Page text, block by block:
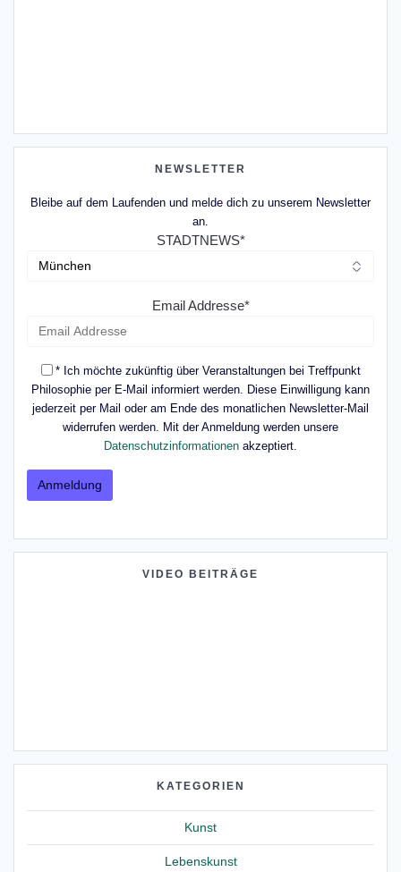
NEWSLETTER
Bleibe auf dem Laufenden und melde dich zu unserem Newsletter
an.
STADTNEWS*
Email Addresse*
* Ich möchte zukünftig über Veranstaltungen bei Treffpunkt
Philosophie per E-Mail informiert werden. Diese Einwilligung kann
jederzeit per Mail oder am Ende des monatlichen Newsletter-Mail
widerrufen werden. Mit der Anmeldung werden unsere
Datenschutzinformationen akzeptiert.
VIDEO BEITRÄGE
KATEGORIEN
Kunst
Lebenskunst